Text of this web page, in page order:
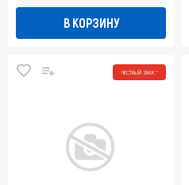
В КОРЗИНУ
ЧЕСТНЫЙ ЗНАК *